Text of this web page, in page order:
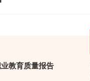
教育质量报告